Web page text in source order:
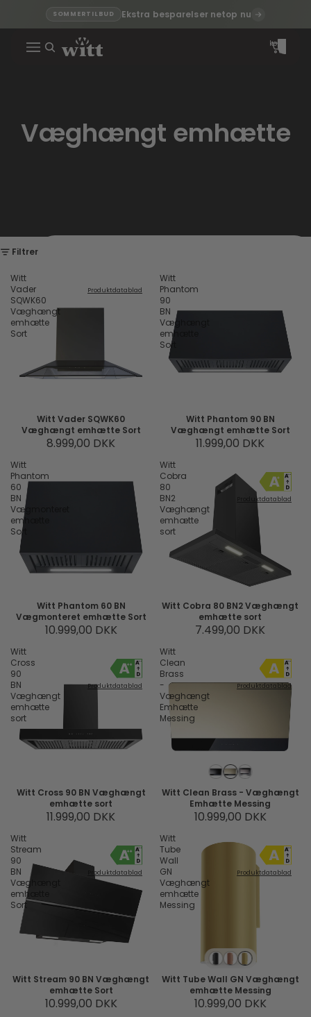
SOMMERTILBUD Ekstra besparelser netop nu
Varer i alt i
indkøbskurven:
Væghængt emhætte
Filtrer
Witt
Vader
SQWK60
Væghængt
emhætte
Sort
Produktdatablad
Witt Vader SQWK60
Væghængt emhætte Sort
8.999,00 DKK
Witt
Phantom
90
BN
Væghængt
emhætte
Sort
Witt Phantom 90 BN
Væghængt emhætte Sort
11.999,00 DKK
Witt
Phantom
60
BN
Vægmonteret
emhætte
Sort
Witt Phantom 60 BN
Vægmonteret emhætte Sort
10.999,00 DKK
Witt
Cobra
80
BN2
Væghængt
emhætte
sort
Produktdatablad
Witt Cobra 80 BN2 Væghængt
emhætte sort
7.499,00 DKK
Witt
Cross
90
BN
Væghængt
emhætte
sort
Produktdatablad
Witt Cross 90 BN Væghængt
emhætte sort
11.999,00 DKK
Witt
Clean
Brass
-
Væghængt
Emhætte
Messing
Produktdatablad
Witt Clean Brass - Væghængt
Emhætte Messing
10.999,00 DKK
Witt
Stream
90
BN
Væghængt
emhætte
Sort
Produktdatablad
Witt Stream 90 BN Væghængt
emhætte Sort
10.999,00 DKK
Witt
Tube
Wall
GN
Væghængt
emhætte
Messing
Produktdatablad
Witt Tube Wall GN Væghængt
emhætte Messing
10.999,00 DKK